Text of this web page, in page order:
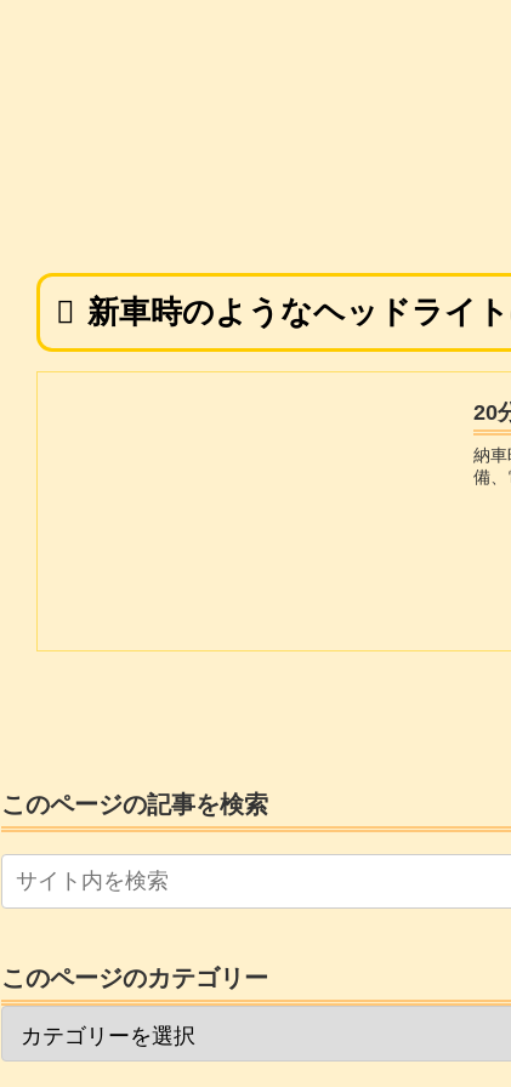
新車時のようなヘッドライ
20
納
備、
このページの記事を検索
このページのカテゴリー